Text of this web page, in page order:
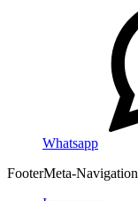
Whatsapp
FooterMeta-Navigation